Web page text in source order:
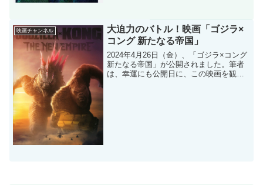
映画チャンネル
大迫力のバトル！映画「ゴジラ×
コング 新たなる帝国」
2024年4月26日（金）、「ゴジラ×コング
新たなる帝国」が公開されました。筆者
は、幸運にも公開日に、この映画を観る